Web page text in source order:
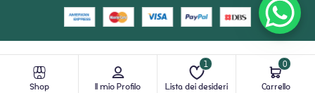
Shop Il mio Profilo Lista dei desideri
1
Carrello
0